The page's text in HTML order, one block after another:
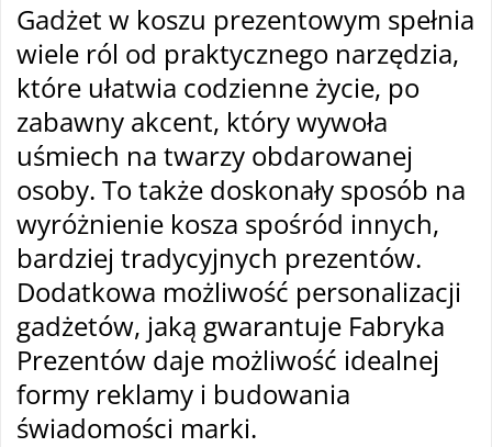
Gadżet w koszu prezentowym spełnia
wiele ról od praktycznego narzędzia,
które ułatwia codzienne życie, po
zabawny akcent, który wywoła
uśmiech na twarzy obdarowanej
osoby. To także doskonały sposób na
wyróżnienie kosza spośród innych,
bardziej tradycyjnych prezentów.
Dodatkowa możliwość personalizacji
gadżetów, jaką gwarantuje Fabryka
Prezentów daje możliwość idealnej
formy reklamy i budowania
świadomości marki.